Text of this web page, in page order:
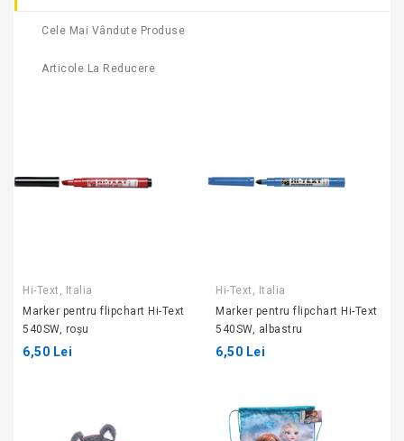
Cele Mai Vândute Produse
Articole La Reducere
Hi-Text, Italia
Marker pentru flipchart Hi-Text
540SW, roșu
6,50 Lei
Hi-Text, Italia
Marker pentru flipchart Hi-Text
540SW, albastru
6,50 Lei